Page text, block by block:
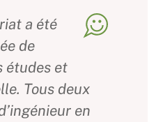
a été
de
études et
Tous deux
en